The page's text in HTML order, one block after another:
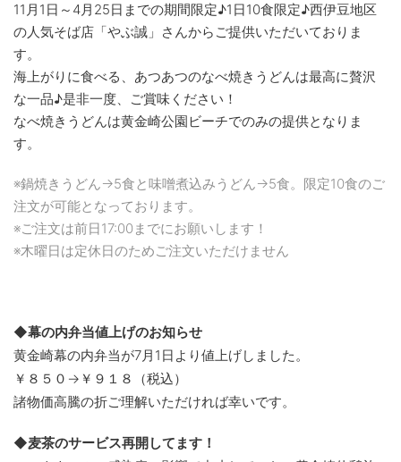
11月1日～4月25日までの期間限定♪1日10食限定♪西伊豆地区
の人気そば店「やぶ誠」さんからご提供いただいておりま
す。
海上がりに食べる、あつあつのなべ焼きうどんは最高に贅沢
な一品♪是非一度、ご賞味ください！
なべ焼きうどんは黄金崎公園ビーチでのみの提供となりま
す。
※鍋焼きうどん→5食と味噌煮込みうどん→5食。限定10食のご
注文が可能となっております。
※ご注文は前日17:00までにお願いします！
※木曜日は定休日のためご注文いただけません
◆幕の内弁当値上げのお知らせ
黄金崎幕の内弁当が7月1日より値上げしました。
￥８５０→￥９１８（税込）
諸物価高騰の折ご理解いただければ幸いです。
◆麦茶のサービス再開してます！